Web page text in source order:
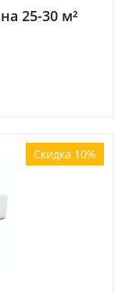
25-30 м²
Скидка 10%